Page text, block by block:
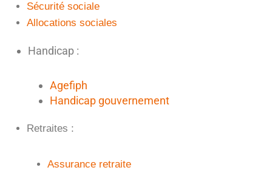
Sécurité sociale
Allocations sociales
Handicap :
Agefiph
Handicap gouvernement
Retraites :
Assurance retraite